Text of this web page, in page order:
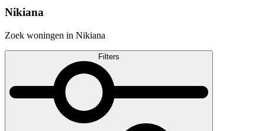
Nikiana
Zoek woningen in Nikiana
Filters